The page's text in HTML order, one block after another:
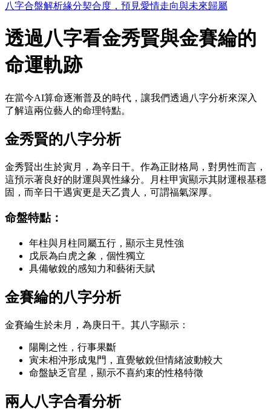
八字合盤解析緣分契合度，預見愛情走向與未來歸屬
透過八字看金秀賢與金賽綸的
命運軌跡
在當今AI算命逐漸普及的時代，讓我們透過八字分析來深入
了解這兩位藝人的命理特點。
金秀賢的八字分析
金秀賢出生於寅月，為辛日干。作為正財格局，對男性而言，
這預示著良好的財運與異性緣分。月柱甲寅顯示其財運根基穩
固，而辛日干遇寅更是天乙貴人，可謂福氣深厚。
命盤特點：
年柱與月柱同屬五行，顯示主見性強
戊辰為白虎之象，個性獨立
具備敏銳的感知力和藝術天賦
金賽綸的八字分析
金賽綸生於未月，為庚日干。其八字顯示：
陽剛之性，行事果斷
寅未相沖形成鬼門，直覺敏銳但情緒波動較大
命盤缺乏官星，顯示不喜約束的性格特徵
兩人八字合看分析